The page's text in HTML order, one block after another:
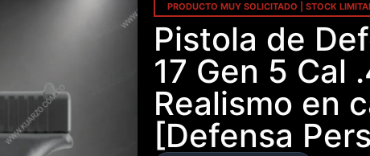
PRODUCTO MUY SOLICITADO | STOCK
Pistola de
17 Gen 5 Cal
Realismo en
[Defensa